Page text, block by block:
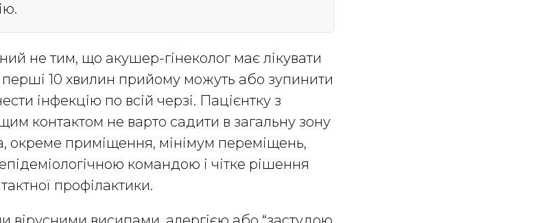
не тим, що акушер-гінеколог має лікувати
10 хвилин прийому можуть або зупинити
інфекцію по всій черзі. Пацієнтку з
контактом не варто садити в загальну зону
окреме приміщення, мінімум переміщень,
командою і чітке рішення
профілактики.